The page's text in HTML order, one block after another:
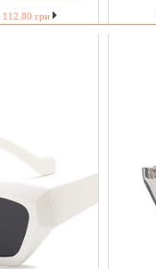
112.80 грн